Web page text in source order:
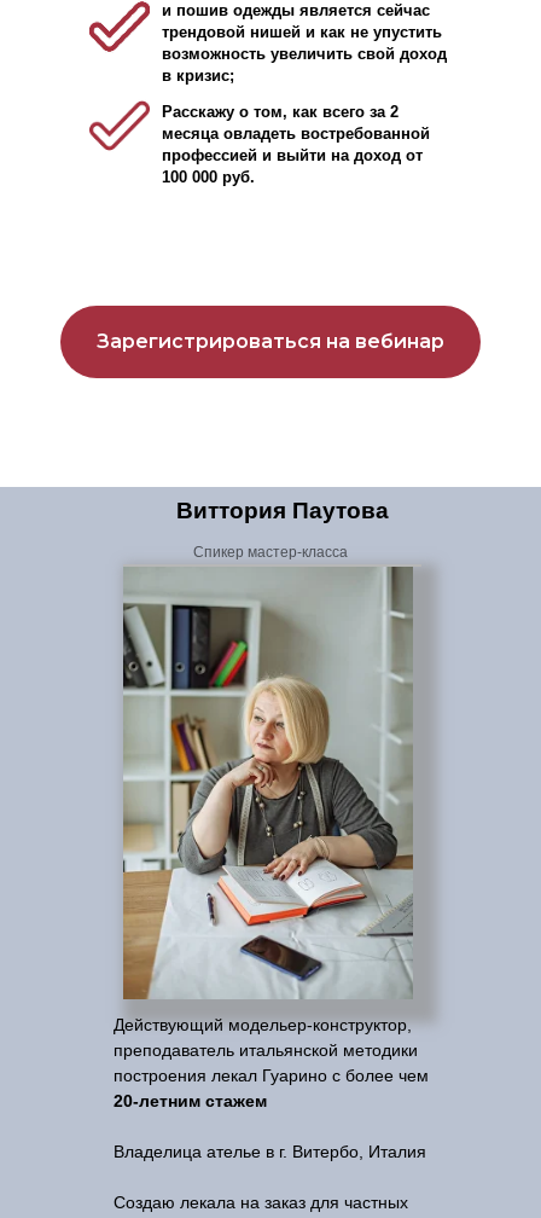
и пошив одежды является сейчас
трендовой нишей и как не упустить
возможность увеличить свой доход
в кризис;
Расскажу о том, как всего за 2
месяца овладеть востребованной
профессией и выйти на доход от
100 000 руб.
Зарегистрироваться на вебинар
Виттория Паутова
Спикер мастер-класса
Действующий модельер-конструктор,
преподаватель итальянской методики
построения лекал Гуарино с более чем
20-летним стажем
Владелица ателье в г. Витербо, Италия
Создаю лекала на заказ для частных